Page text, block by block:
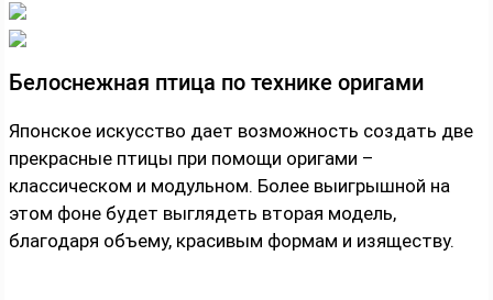
Белоснежная птица по технике оригами
Японское искусство дает возможность создать две
прекрасные птицы при помощи оригами –
классическом и модульном. Более выигрышной на
этом фоне будет выглядеть вторая модель,
благодаря объему, красивым формам и изяществу.